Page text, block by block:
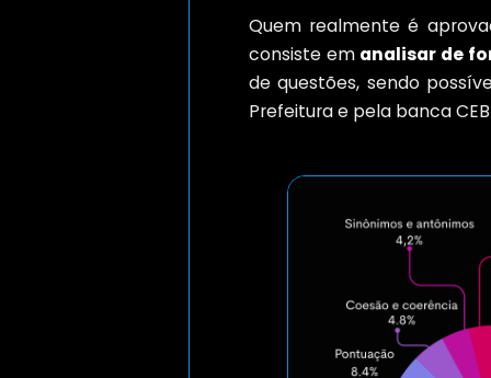
Quem realmente é
consiste em analisar de
de questões, sendo
Prefeitura e pela banca